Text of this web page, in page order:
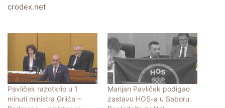
crodex.net
Pavliček razotkrio u 1
minuti ministra Grlića –
Marijan Pavliček podigao
zastavu HOS-a u Saboru.